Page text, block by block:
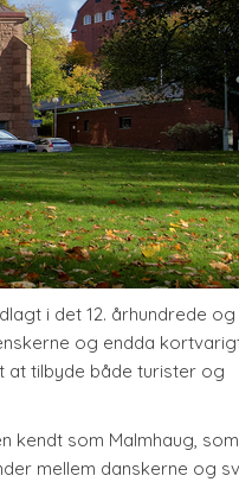
i det 12. århundrede
og endda
at tilbyde både turister og
kendt som Malmhaug,
mellem danskerne og